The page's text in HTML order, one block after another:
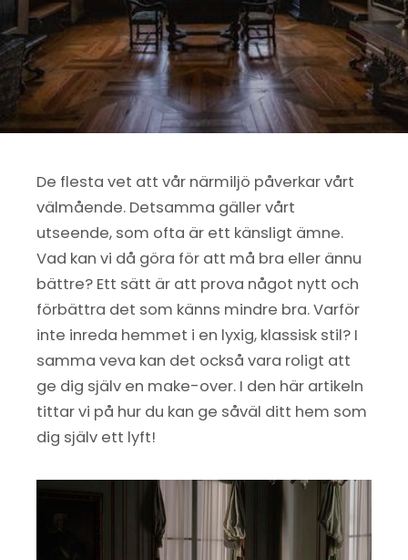
De flesta vet att vår närmiljö påverkar vårt
välmående. Detsamma gäller vårt
utseende, som ofta är ett känsligt ämne.
Vad kan vi då göra för att må bra eller ännu
bättre? Ett sätt är att prova något nytt och
förbättra det som känns mindre bra. Varför
inte inreda hemmet i en lyxig, klassisk stil? I
samma veva kan det också vara roligt att
ge dig själv en make-over. I den här artikeln
tittar vi på hur du kan ge såväl ditt hem som
dig själv ett lyft!